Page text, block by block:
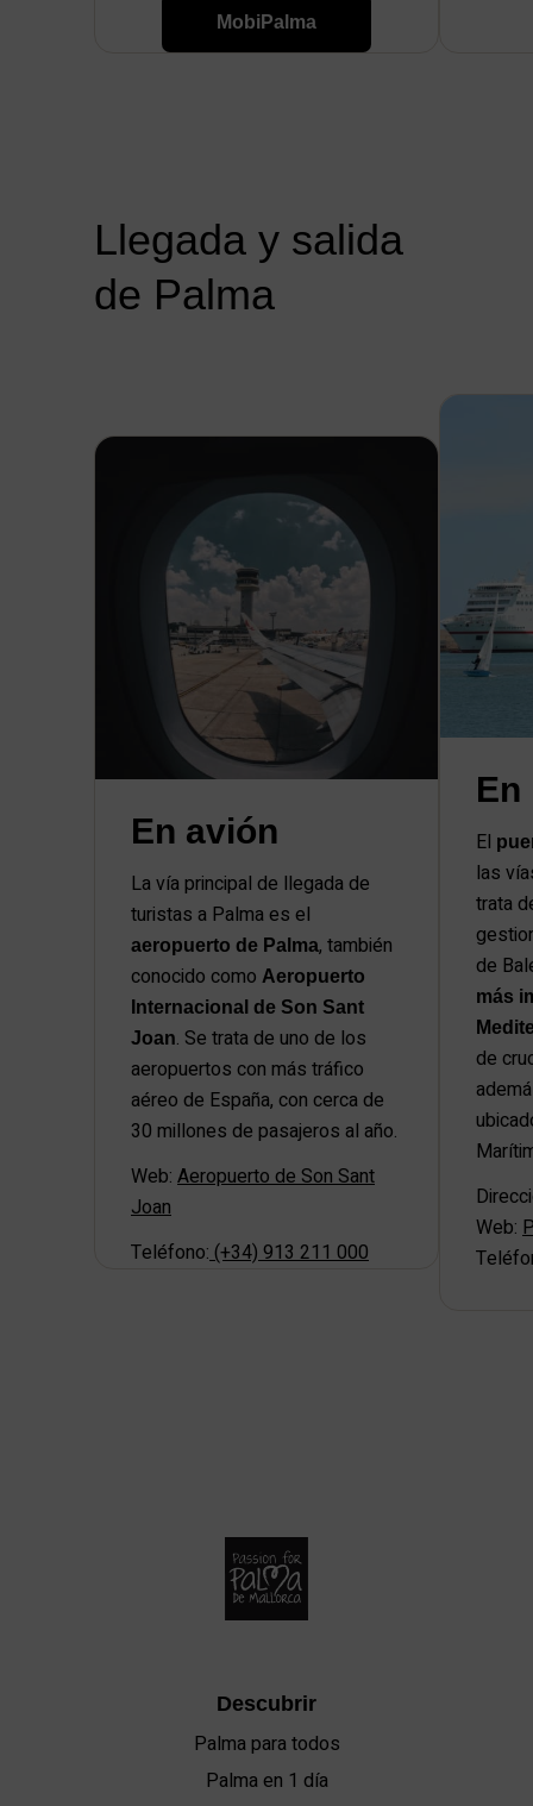
MobiPalma
Llegada y salida
de Palma
En avión
La vía principal de llegada de
turistas a Palma es el
aeropuerto de Palma, también
conocido como Aeropuerto
Internacional de Son Sant
Joan. Se trata de uno de los
aeropuertos con más tráfico
aéreo de España, con cerca de
30 millones de pasajeros al año.
Web: Aeropuerto de Son Sant
Joan
Teléfono:(+34) 913 211 000
En
El
las
trata
de
más
de
Web:
Descubrir
Palma para todos
Palma en 1 día